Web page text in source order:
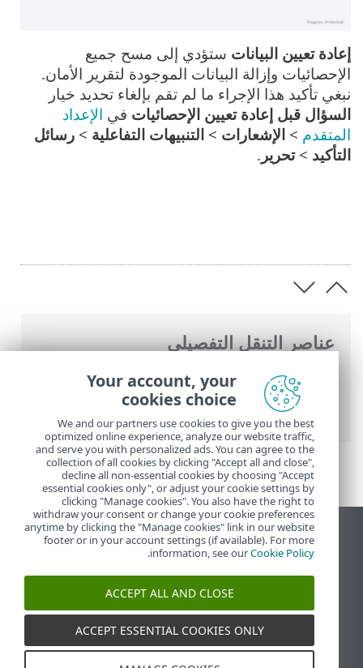
عناصر التنقل التفصيلي
تعليمات ESET عبر الإنترنت >
ESET NOD32
Antivirus
>
التعامل مع ESET NOD32
Antivirus
الأدوات > تقرير الأمان
إعادة تعيين البيانات ستؤدي إلى مسح جميع
الإحصائيات وإزالة البيانات الموجودة لتقرير الأمان.
نبغي تأكيد هذا الإجراء ما لم تقم بإلغاء تحديد خيار
السؤال قبل إعادة تعيين الإحصائيات في الإعداد
المتقدم > الإشعارات > التنبيهات التفاعلية > رسائل
التأكيد >تحرير .
عرض موقع سطح المكتب
End of Life
قاعدة معارف ESET
ESET Status Portal
الدعم الإقليمي
Your account, your
cookies choice
We and our partners use cookies to give you the best
optimized online experience, analyze our website traffic,
and serve you with personalized ads. You can agree to the
collection of all cookies by clicking "Accept all and close",
decline all non-essential cookies by choosing "Accept
essential cookies only", or adjust your cookie settings by
clicking "Manage cookies". You also have the right to
withdraw your consent or change your cookie preferences
anytime by clicking the "Manage cookies" link in our website
footer or in your account settings (if available). For more
information, see ourCookie Policy
.
ACCEPT ALL AND CLOSE
ACCEPT ESSENTIAL COOKIES ONLY